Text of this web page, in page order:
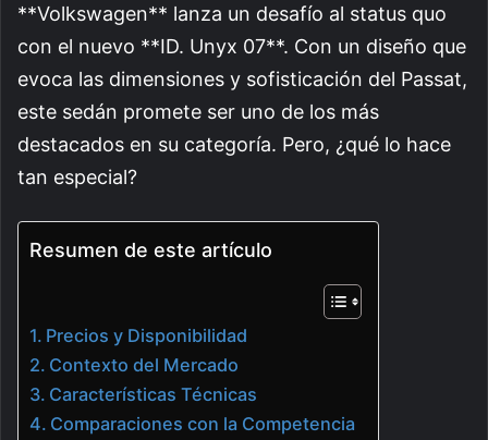
**Volkswagen** lanza un desafío al status quo
con el nuevo **ID. Unyx 07**. Con un diseño que
evoca las dimensiones y sofisticación del Passat,
este sedán promete ser uno de los más
destacados en su categoría. Pero, ¿qué lo hace
tan especial?
Resumen de este artículo
Precios y Disponibilidad
Contexto del Mercado
Características Técnicas
Comparaciones con la Competencia